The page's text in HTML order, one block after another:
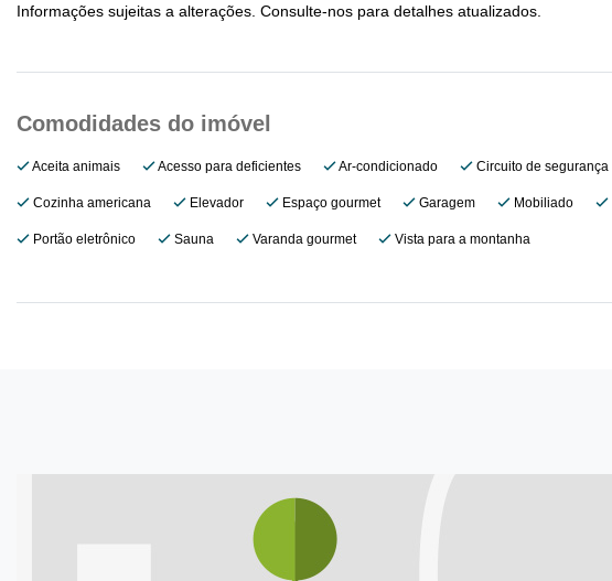
Informações sujeitas a alterações. Consulte-nos para detalhes atualizados.
Aceita animais Acesso para deficientes Ar-condicionado Circuito de segurança
Cozinha americana Elevador Espaço gourmet Garagem Mobiliado
Portão eletrônico Sauna Varanda gourmet Vista para a montanha